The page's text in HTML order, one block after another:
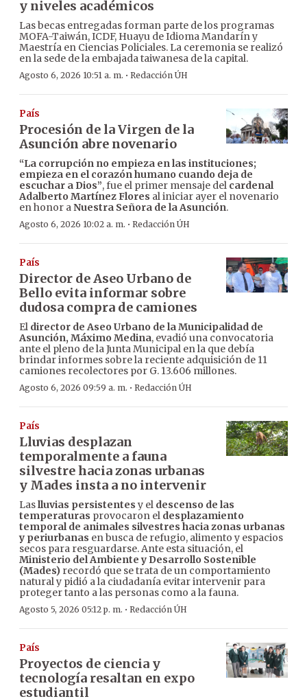
y niveles académicos
Las becas entregadas forman parte de los programas
MOFA-Taiwán, ICDF, Huayu de Idioma Mandarín y
Maestría en Ciencias Policiales. La ceremonia se realizó
en la sede de la embajada taiwanesa de la capital.
Agosto 6, 2026 10:51 a. m. · Redacción ÚH
País
Procesión de la Virgen de la
Asunción abre novenario
“La corrupción no empieza en las instituciones;
empieza en el corazón humano cuando deja de
escuchar a Dios”, fue el primer mensaje del cardenal
Adalberto Martínez Flores al iniciar ayer el novenario
en honor aNuestra Señora de la Asunción.
Agosto 6, 2026 10:02 a. m. · Redacción ÚH
País
Director de Aseo Urbano de
Bello evita informar sobre
dudosa compra de camiones
El director de Aseo Urbano de la Municipalidad de
Asunción, Máximo Medina, evadió una convocatoria
ante el pleno de la Junta Municipal en la que debía
brindar informes sobre la reciente adquisición de 11
camiones recolectores por G. 13.606 millones.
Agosto 6, 2026 09:59 a. m. · Redacción ÚH
País
Lluvias desplazan
temporalmente a fauna
silvestre hacia zonas urbanas
y Mades insta a no intervenir
Laslluvias persistentes y el descenso de las
temperaturas provocaron el desplazamiento
temporal de animales silvestres hacia zonas urbanas
y periurbanas en busca de refugio, alimento y espacios
secos para resguardarse. Ante esta situación, el
Ministerio del Ambiente y Desarrollo Sostenible
(Mades) recordó que se trata de un comportamiento
natural y pidió a la ciudadanía evitar intervenir para
proteger tanto a las personas como a la fauna.
Agosto 5, 2026 05:12 p. m. · Redacción ÚH
País
Proyectos de ciencia y
tecnología resaltan en expo
estudiantil